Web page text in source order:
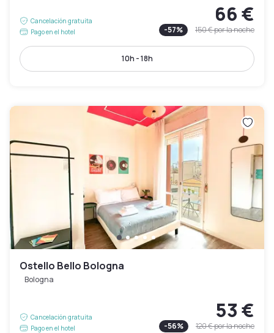
Cancelación gratuita
Pago en el hotel
66 €
-57% 150 €por la noche
10h - 18h
Ostello Bello Bologna
Bologna
Cancelación gratuita
Pago en el hotel
53 €
-56% 120 €por la noche